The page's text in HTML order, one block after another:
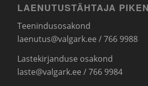
LAENUTUSTÄHTAJA
Teenindusosakond
laenutus@valgark.ee / 766 9988
Lastekirjanduse osakond
laste@valgark.ee / 766 9984